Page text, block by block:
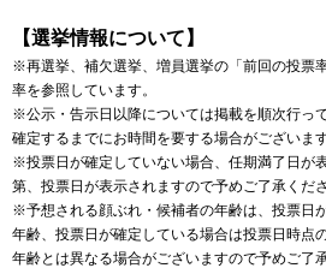
【選挙情報について】
※再選挙、補欠選挙、増員選挙の「前回の投票
率を参照しています。
※公示・告示日以降については掲載を順次行っ
確定するまでにお時間を要する場合がございま
※投票日が確定していない場合、任期満了日が
第、投票日が表示されますので予めご了承くださ
※予想される顔ぶれ・候補者の年齢は、投票日
年齢、投票日が確定している場合は投票日時点
年齢とは異なる場合がございますので予めご了